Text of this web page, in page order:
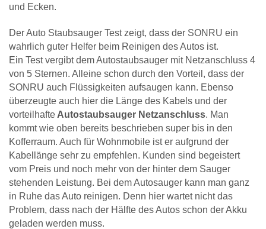
und Ecken.
Der Auto Staubsauger Test zeigt, dass der SONRU ein
wahrlich guter Helfer beim Reinigen des Autos ist.
Ein Test vergibt dem Autostaubsauger mit Netzanschluss 4
von 5 Sternen. Alleine schon durch den Vorteil, dass der
SONRU auch Flüssigkeiten aufsaugen kann. Ebenso
überzeugte auch hier die Länge des Kabels und der
vorteilhafte Autostaubsauger Netzanschluss. Man
kommt wie oben bereits beschrieben super bis in den
Kofferraum. Auch für Wohnmobile ist er aufgrund der
Kabellänge sehr zu empfehlen. Kunden sind begeistert
vom Preis und noch mehr von der hinter dem Sauger
stehenden Leistung. Bei dem Autosauger kann man ganz
in Ruhe das Auto reinigen. Denn hier wartet nicht das
Problem, dass nach der Hälfte des Autos schon der Akku
geladen werden muss.